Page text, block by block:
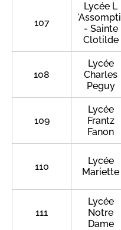
107
Lycée L
- Sainte
Clotilde
108
Lycée
Charles
Peguy
109
Lycée
Frantz
Fanon
110
Lycée
Mariette
111
Lycée
Notre
Dame